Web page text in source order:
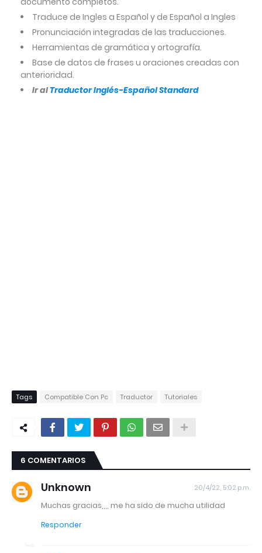
Traduce de Ingles a Español y de Español a Ingles
Pronunciación integradas de las traducciones.
Herramientas de gramática y ortografía.
Base de datos de frases u oraciones creadas con
anterioridad.
Ir alTraductor Inglés-Español Standard
Tags Compatible Con Pc Traductor Tutoriales
6 COMENTARIOS
Unknown 20/4/22, 5:02 p.m.
Muchas gracias,,,, me ha sido de mucha utilidad
Responder